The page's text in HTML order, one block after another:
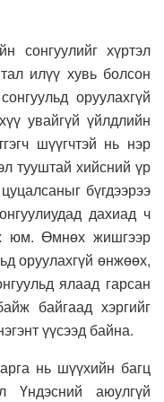
сонгуулийг хүртэл
илүү хувь болсон
оруулахгүй
увайгүй үйлдлийн
шүүгчтэй нь нэр
тууштай хийсний үр
бүгдээрээ
дахиад ч
юм. Өмнөх жишгээр
оруулахгүй өнжөөх,
ялаад гарсан
байгаад хэргийг
үүсээд байна.
нь шүүхийн багц
Үндэсний аюулгүй